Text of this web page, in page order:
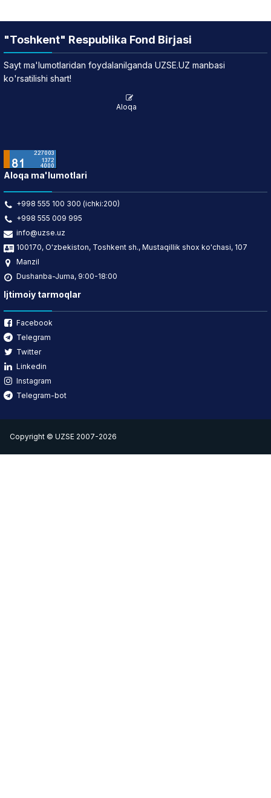
"Toshkent" Respublika Fond Birjasi
Sayt ma'lumotlaridan foydalanilganda UZSE.UZ manbasi
ko'rsatilishi shart!
Aloqa
Aloqa ma'lumotlari
+998 555 100 300 (ichki:200)
+998 555 009 995
info@uzse.uz
100170, O'zbekiston, Toshkent sh., Mustaqillik shox ko'chasi, 107
Manzil
Dushanba-Juma, 9:00-18:00
Ijtimoiy tarmoqlar
Facebook
Telegram
Twitter
Linkedin
Instagram
Telegram-bot
Copyright © UZSE 2007-2026